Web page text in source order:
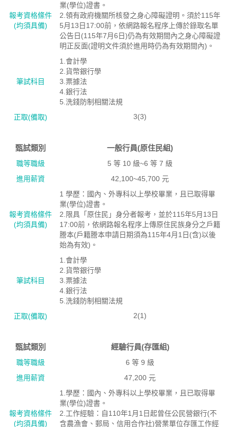
報考資格絛件
(均須具備)
業(學位)證書。
2.領有政府機關所核發之身心障礙證明。須於115年
5月13日17:00前，依網路報名程序上傳於錄取名單
公告日(115年7月6日)仍為有效期間內之身心障礙證
明正反面(證明文件須於進用時仍為有效期間內)。
筆試科目
1.會計學
2.貨幣銀行學
3.票據法
4.銀行法
5.洗錢防制相關法規
正取(備取)
3(3)
甄試類別 一般行員(原住民組)
職等職級
5 等 10 級~6 等 7 級
進用薪資
42,100~45,700 元
報考資格絛件
(均須具備)
1 學歷：國內、外專科以上學校畢業，且已取得畢
業(學位)證書。
2.限具「原住民」身分者報考，並於115年5月13日
17:00前，依網路報名程序上傳原住民族身分之戶籍
謄本(戶籍謄本申請日期須為115年4月1日(含)以後
始為有效)。
筆試科目
1.會計學
2.貨幣銀行學
3.票據法
4.銀行法
5.洗錢防制相關法規
正取(備取)
2(1)
甄試類別 經驗行員(存匯組)
職等職級
6 等 9 級
進用薪資
47,200 元
報考資格絛件
(均須具備)
1.學歷：國內、外專科以上學校畢業，且已取得畢
業(學位)證書。
2.工作經驗：自110年1月1日起曾任公民營銀行(不
含農漁會、郵局、信用合作社)營業單位存匯工作經